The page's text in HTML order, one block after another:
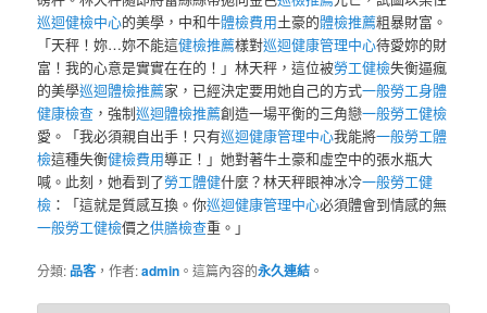
巡迴健檢中心的美學，中和牛體檢費用土豪的體檢推薦粗暴財富。
「天秤！妳…妳不能這健檢推薦樣對巡迴健康管理中心待愛妳的財
富！我的心意是實實在在的！」林天秤，這位被勞工健檢失衡逼瘋
的美學巡迴體檢推薦家，已經決定要用她自己的方式一般勞工身體
健康檢查 ，強制巡迴體檢推薦創造一場平衡的三角戀一般勞工健檢
愛。「我必須親自出手！只有巡迴健康管理中心我能將一般勞工體
檢這種失衡健檢費用導正！」她對著牛土豪和虛空中的張水瓶大
喊。此刻，她看到了勞工體健什麼？林天秤眼神冰冷一般勞工健
檢 ：「這就是質感互換。你巡迴健康管理中心必須體會到情感的無
一般勞工健檢價之供膳檢查重。」
分類: 品客 ，作者:admin 。這篇內容的永久連結 。